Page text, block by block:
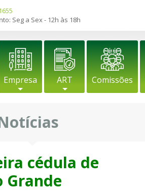
Seg a Sex - 12h às 18h
Empresa ART Comissões
cédula de
Grande